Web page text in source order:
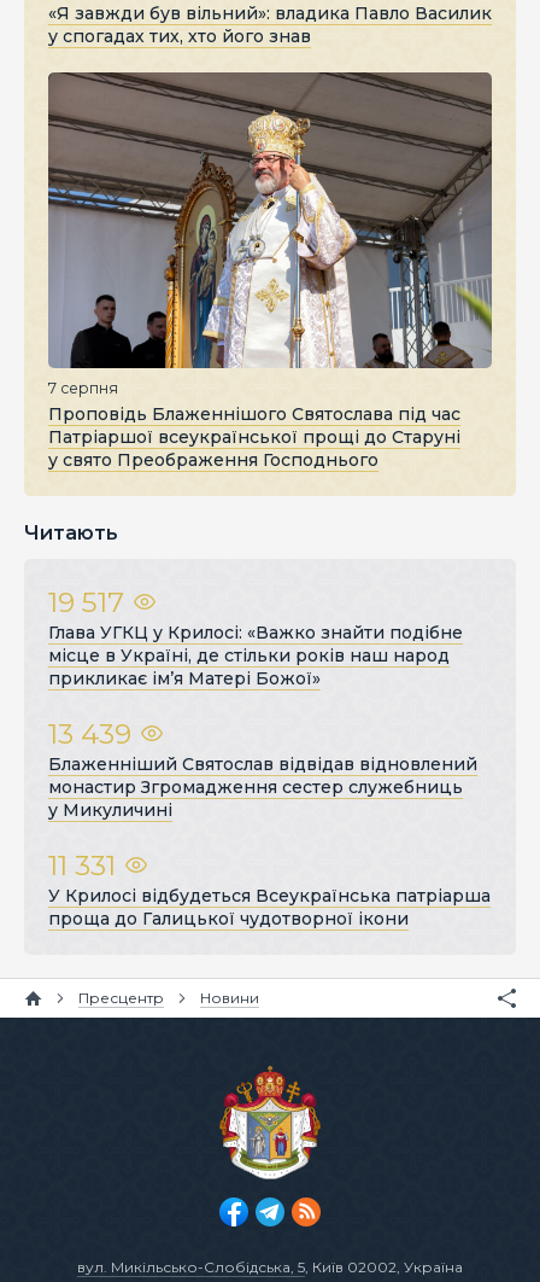
«Я завжди був вільний»: владика Павло Василик
у спогадах тих, хто його знав
7 серпня
Проповідь Блаженнішого Святослава під час
Патріаршої всеукраїнської прощі до Старуні
у свято Преображення Господнього
Читають
19 517
Глава УГКЦ у Крилосі: «Важко знайти подібне
місце в Україні, де стільки років наш народ
прикликає ім’я Матері Божої»
13 439
Блаженніший Святослав відвідав відновлений
монастир Згромадження сестер служебниць
у Микуличині
11 331
У Крилосі відбудеться Всеукраїнська патріарша
проща до Галицької чудотворної ікони
Пресцентр Новини
вул. Микільсько-Слобідська, 5, Київ 02002, Україна